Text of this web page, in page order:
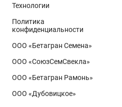
Технологии
Политика
конфиденциальности
ООО «Бетагран Семена»
ООО «СоюзСемСвекла»
ООО «Бетагран Рамонь»
ООО «Дубовицкое»